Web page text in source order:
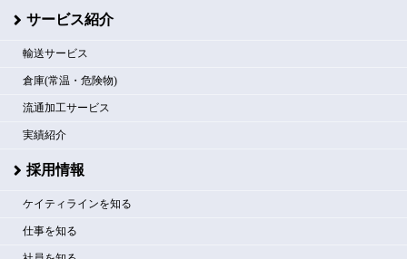
サービス紹介
輸送サービス
倉庫(常温・危険物)
流通加工サービス
実績紹介
採用情報
ケイティラインを知る
仕事を知る